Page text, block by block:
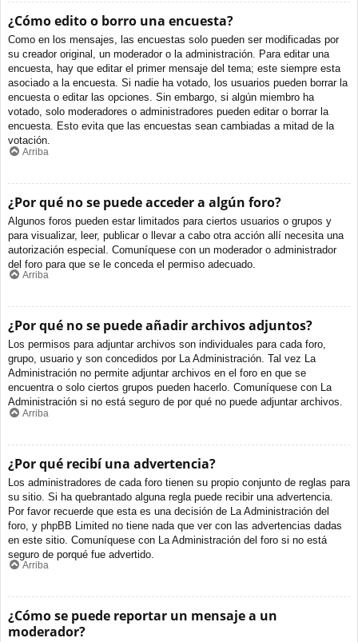
¿Cómo edito o borro una encuesta?
Como en los mensajes, las encuestas solo pueden ser modificadas por
su creador original, un moderador o la administración. Para editar una
encuesta, hay que editar el primer mensaje del tema; este siempre esta
asociado a la encuesta. Si nadie ha votado, los usuarios pueden borrar la
encuesta o editar las opciones. Sin embargo, si algún miembro ha
votado, solo moderadores o administradores pueden editar o borrar la
encuesta. Esto evita que las encuestas sean cambiadas a mitad de la
votación.
Arriba
¿Por qué no se puede acceder a algún foro?
Algunos foros pueden estar limitados para ciertos usuarios o grupos y
para visualizar, leer, publicar o llevar a cabo otra acción allí necesita una
autorización especial. Comuníquese con un moderador o administrador
del foro para que se le conceda el permiso adecuado.
Arriba
¿Por qué no se puede añadir archivos adjuntos?
Los permisos para adjuntar archivos son individuales para cada foro,
grupo, usuario y son concedidos por La Administración. Tal vez La
Administración no permite adjuntar archivos en el foro en que se
encuentra o solo ciertos grupos pueden hacerlo. Comuníquese con La
Administración si no está seguro de por qué no puede adjuntar archivos.
Arriba
¿Por qué recibí una advertencia?
Los administradores de cada foro tienen su propio conjunto de reglas para
su sitio. Si ha quebrantado alguna regla puede recibir una advertencia.
Por favor recuerde que esta es una decisión de La Administración del
foro, y phpBB Limited no tiene nada que ver con las advertencias dadas
en este sitio. Comuníquese con La Administración del foro si no está
seguro de porqué fue advertido.
Arriba
¿Cómo se puede reportar un mensaje a un
moderador?